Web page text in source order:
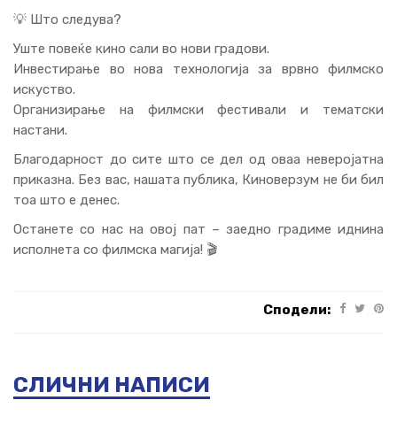
💡 Што следува?
Уште повеќе кино сали во нови градови.
Инвестирање во нова технологија за врвно филмско
искуство.
Организирање на филмски фестивали и тематски
настани.
Благодарност до сите што се дел од оваа неверојатна
приказна. Без вас, нашата публика, Киноверзум не би бил
тоа што е денес.
Останете со нас на овој пат – заедно градиме иднина
исполнета со филмска магија! 🎬
Сподели:
СЛИЧНИ НАПИСИ